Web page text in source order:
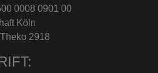
0008 0901 00
Köln
2918